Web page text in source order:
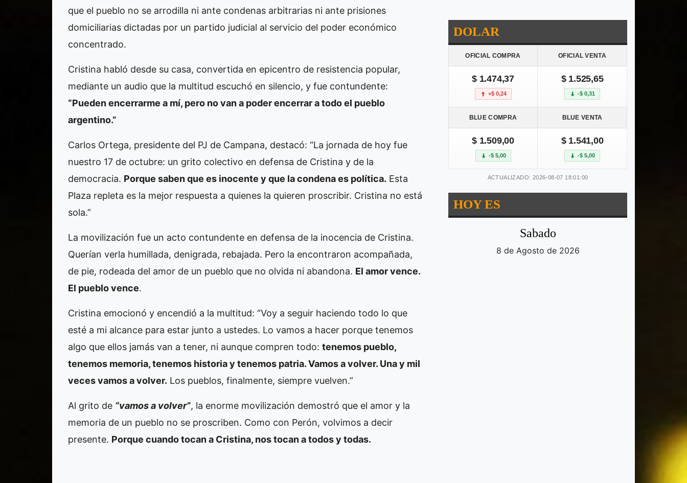
que el pueblo no se arrodilla ni ante condenas arbitrarias ni ante prisiones
domiciliarias dictadas por un partido judicial al servicio del poder económico
concentrado.
Cristina habló desde su casa, convertida en epicentro de resistencia popular,
mediante un audio que la multitud escuchó en silencio, y fue contundente:
“Pueden encerrarme a mí, pero no van a poder encerrar a todo el pueblo
argentino.”
Carlos Ortega, presidente del PJ de Campana, destacó: “La jornada de hoy fue
nuestro 17 de octubre: un grito colectivo en defensa de Cristina y de la
democracia. Porque saben que es inocente y que la condena es política. Esta
Plaza repleta es la mejor respuesta a quienes la quieren proscribir. Cristina no está
sola.”
La movilización fue un acto contundente en defensa de la inocencia de Cristina.
Querían verla humillada, denigrada, rebajada. Pero la encontraron acompañada,
de pie, rodeada del amor de un pueblo que no olvida ni abandona. El amor vence.
El pueblo vence.
Cristina emocionó y encendió a la multitud: “Voy a seguir haciendo todo lo que
esté a mi alcance para estar junto a ustedes. Lo vamos a hacer porque tenemos
algo que ellos jamás van a tener, ni aunque compren todo: tenemos pueblo,
tenemos memoria, tenemos historia y tenemos patria. Vamos a volver. Una y mil
veces vamos a volver. Los pueblos, finalmente, siempre vuelven.”
Al grito de “vamos a volver”, la enorme movilización demostró que el amor y la
memoria de un pueblo no se proscriben. Como con Perón, volvimos a decir
presente. Porque cuando tocan a Cristina, nos tocan a todos y todas.
DOLAR
OFICIAL COMPRA OFICIAL VENTA
$ 1.474,37
+$ 0,24
$ 1.525,65
-$ 0,31
BLUE COMPRA BLUE VENTA
$ 1.509,00
-$ 5,00
$ 1.541,00
-$ 5,00
ACTUALIZADO: 2026-08-07 18:01:00
HOY ES
Sabado
8 de Agosto de 2026